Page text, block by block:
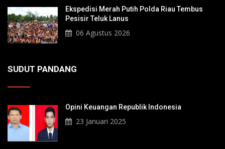
Ekspedisi Merah Putih Polda Riau Tembus
Pesisir Teluk Lanus
06 Agustus 2026
SUDUT PANDANG
Opini Keuangan Republik Indonesia
23 Januari 2025